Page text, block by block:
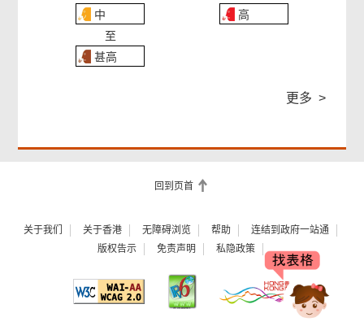
中
至
甚高
高
更多 >
回到页首
关于我们 关于香港 无障碍浏览 帮助
连结到政府一站通
版权告示
免责声明 私隐政策